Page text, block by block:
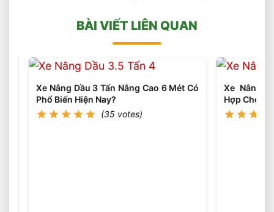
BÀI VIẾT LIÊN QUAN
Xe Nâng Dầu 3 Tấn Nâng Cao 6 Mét Có
Phổ Biến Hiện Nay?
(35 votes)
Xe Nâng
Hợp Cho